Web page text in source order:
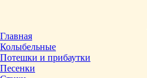
Главная
Колыбельные
Потешки и прибаутки
Песенки